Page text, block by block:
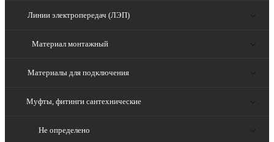
Линии электропередач (ЛЭП)
Материал монтажный
Материалы для подключения
Муфты, фитинги сантехнические
Не определено